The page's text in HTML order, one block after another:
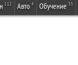
112 Авто 4 Обучение 33